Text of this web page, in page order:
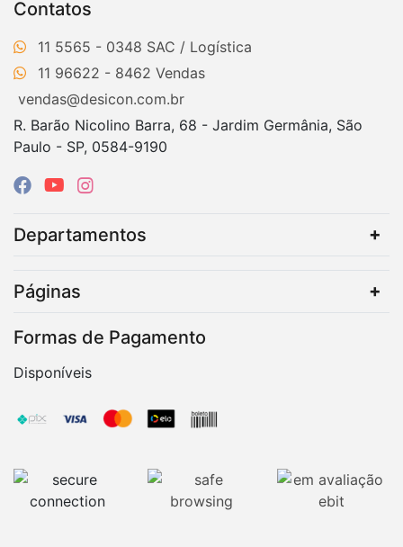
Contatos
11 5565 - 0348
11 96622 - 8462
vendas@desicon.com.br
R. Barão Nicolino Barra, 68 - Jardim Germânia, São
Paulo - SP, 0584-9190
Departamentos
Páginas
Formas de Pagamento
Disponíveis